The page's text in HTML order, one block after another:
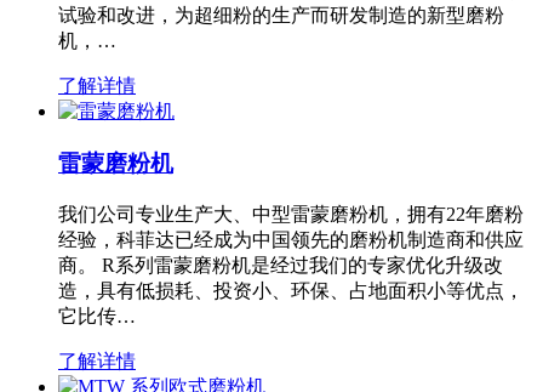
试验和改进，为超细粉的生产而研发制造的新型磨粉
机，…
了解详情
雷蒙磨粉机
我们公司专业生产大、中型雷蒙磨粉机，拥有22年磨粉
经验，科菲达已经成为中国领先的磨粉机制造商和供应
商。 R系列雷蒙磨粉机是经过我们的专家优化升级改
造，具有低损耗、投资小、环保、占地面积小等优点，
它比传…
了解详情